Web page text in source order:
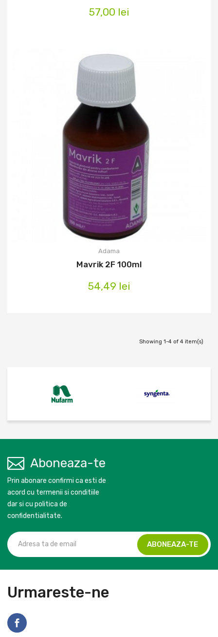
57,00 lei
Adama
Mavrik 2F 100ml
54,49 lei
Showing 1-4 of 4 item(s)
Aboneaza-te
Prin abonare confirmi ca esti de
acord cu termenii si conditiile
dar si cu politica de
confidentialitate.
Urmareste-ne